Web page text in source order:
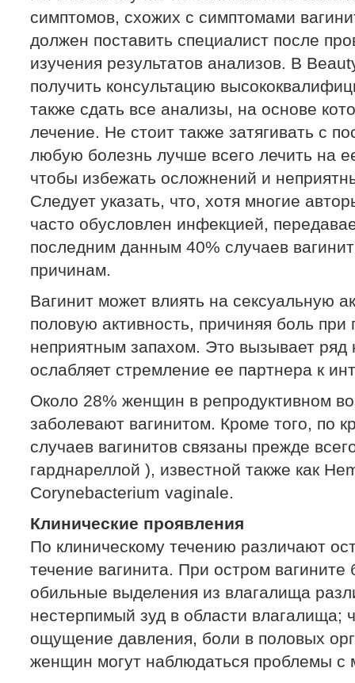
симптомов, схожих с симптомами
должен поставить специалист после
изучения результатов анализов. В
получить консультацию
также сдать все анализы, на основе
лечение. Не стоит также затягивать с
любую болезнь лучше всего лечить на
чтобы избежать осложнений и
Следует указать, что, хотя многие
часто обусловлен инфекцией,
последним данным 40% случаев
причинам.
Вагинит может влиять на сексуальную
половую активность, причиняя боль
неприятным запахом. Это вызывает
ослабляет стремление ее партнера к
Около 28% женщин в репродуктивном
заболевают вагинитом. Кроме того, по
случаев вагинитов связаны прежде
гарднареллой ), известной также как
Corynebacterium vaginale.
Клинические проявления
По клиническому течению различают
течение вагинита. При остром
обильные выделения из влагалища
нестерпимый зуд в области влагалища;
ощущение давления, боли в половых
женщин могут наблюдаться проблемы с